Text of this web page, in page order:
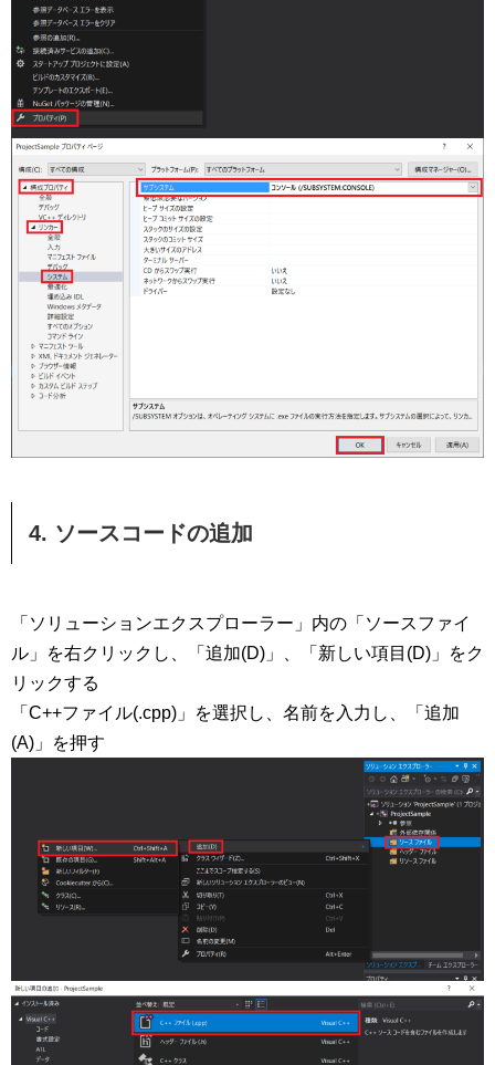
4. ソースコードの追加
「ソリューションエクスプローラー」内の「ソースファイ
ル」を右クリックし、「追加(D)」、「新しい項目(D)」をク
リックする
「C++ファイル(.cpp)」を選択し、名前を入力し、「追加
(A)」を押す